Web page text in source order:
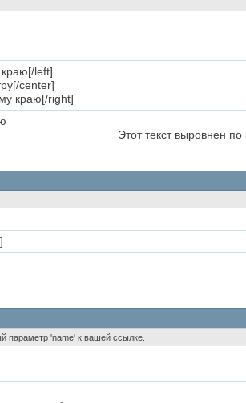
краю[/left]
center]
краю[/right]
Этот текст выровнен по
параметр 'name' к вашей ссылке.